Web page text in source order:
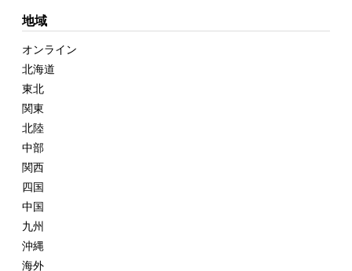
地域
オンライン
北海道
東北
関東
北陸
中部
関西
四国
中国
九州
沖縄
海外